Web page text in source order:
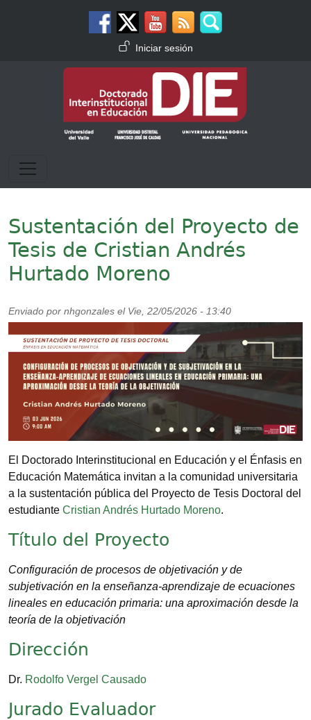
Menú de cuenta de usuario
Iniciar sesión
Sustentación del Proyecto de
Tesis de Cristian Andrés
Hurtado Moreno
Enviado por nhgonzales el Vie, 22/05/2026 - 13:40
El Doctorado Interinstitucional en Educación y el Énfasis en
Educación Matemática invitan a la comunidad universitaria
a la sustentación pública del Proyecto de Tesis Doctoral del
estudiante Cristian Andrés Hurtado Moreno.
Título del Proyecto
Configuración de procesos de objetivación y de
subjetivación en la enseñanza-aprendizaje de ecuaciones
lineales en educación primaria: una aproximación desde la
teoría de la objetivación
Dirección
Dr. Rodolfo Vergel Causado
Jurado Evaluador